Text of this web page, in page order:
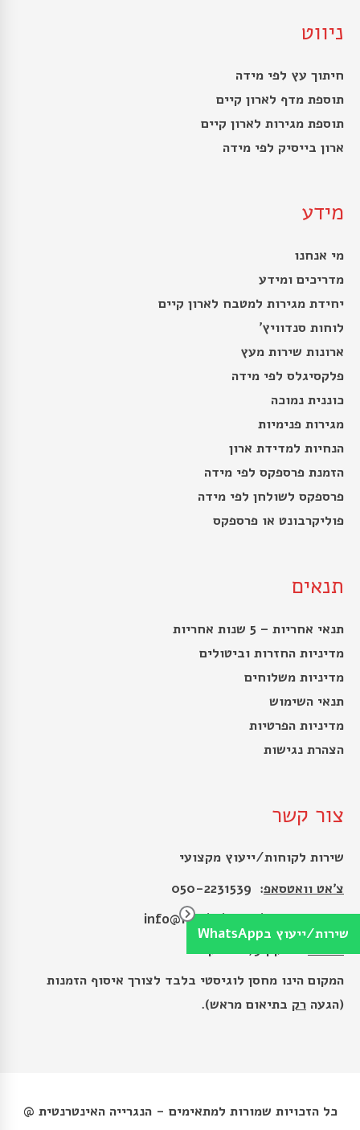
ניווט
חיתוך עץ לפי מידה
תוספת מדף לארון קיים
תוספת מגירות לארון קיים
ארון בייסיק לפי מידה
מידע
מי אנחנו
מדריכים ומידע
יחידת מגירות למטבח לארון קיים
לוחות סנדוויץ’
ארונות שירות מעץ
פלקסיגלס לפי מידה
כוננית נמוכה
מגירות פנימיות
הנחיות למדידת ארון
הזמנת פרספקס לפי מידה
פרספקס לשולחן לפי מידה
פוליקרבונט או פרספקס
תנאים
תנאי אחריות – 5 שנות אחריות
מדיניות החזרות וביטולים
מדיניות משלוחים
תנאי השימוש
מדיניות הפרטיות
הצהרת נגישות
צור קשר
שירות לקוחות/ייעוץ מקצועי
צ׳אט וואטסאפ: 050-2231539
כתובת מייל:
info@matimim.co.il
כתובת: הרקון 9, רמת גן
המקום הינו מחסן לוגיסטי בלבד לצורך איסוף הזמנות
(הגעה רק בתיאום מראש).
כל הזכויות שמורות למתאימים - הנגרייה האינטרנטית @
שירות/ייעוץ בWhatsApp